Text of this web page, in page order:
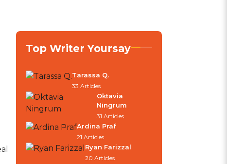
Top Writer Yoursay
Tarassa Q.
33 Articles
Oktavia
Ningrum
31 Articles
Ardina Praf
21 Articles
Ryan Farizzal
20 Articles